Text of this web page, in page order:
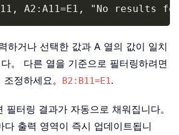
A2:A11=E1, "No results
Copy
하거나 선택한 값과 A 열의 값이 일치
。 다른 열을 기준으로 필터링하려면
정하세요。
B2:B11=E1.
필터링 결과가 자동으로 채워집니다。
다 출력 영역이 즉시 업데이트됩니